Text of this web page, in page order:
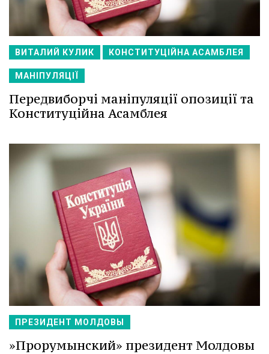
ВИТАЛИЙ КУЛИК КОНСТИТУЦІЙНА АСАМБЛЕЯ
МАНІПУЛЯЦІЇ
Передвиборчі маніпуляції опозиції та
Конституційна Асамблея
ПРЕЗИДЕНТ МОЛДОВЫ
»Прорумынский» президент Молдовы